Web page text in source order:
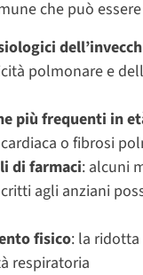
che può
polmonare e
più frequenti in
o fibrosi
di farmaci: alcuni
agli anziani
fisico: la
respiratoria